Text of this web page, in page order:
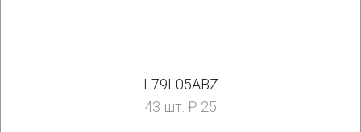
L79L05ABZ
43 шт. ₽ 25